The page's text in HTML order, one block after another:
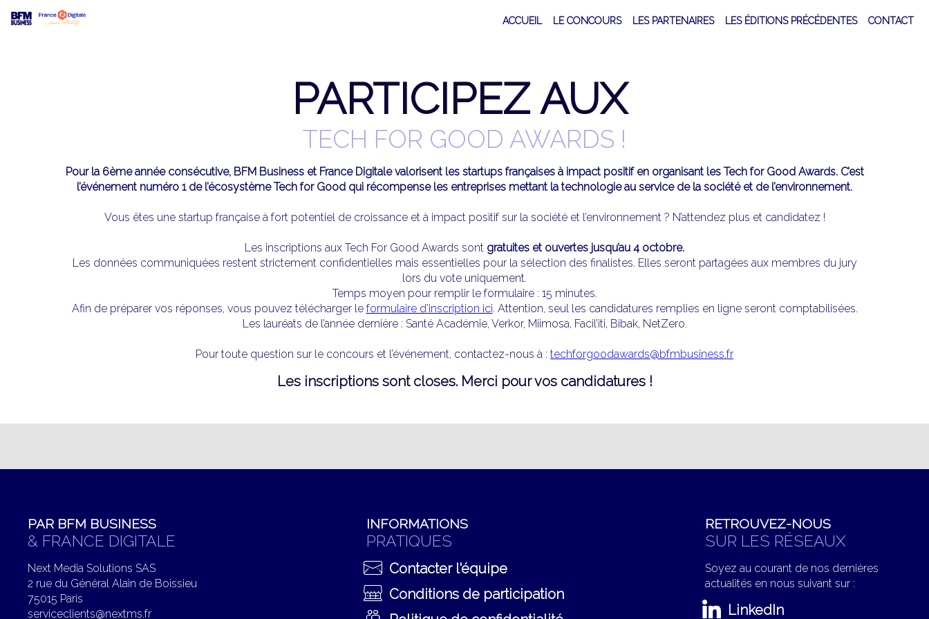
ACCUEIL LE CONCOURS LES PARTENAIRES LES ÉDITIONS PRÉCÉDENTES CONTACT
PARTICIPEZ AUX
TECH FOR GOOD AWARDS !
Pour la 6ème année consécutive, BFM Business et France Digitale valorisent les startups françaises à impact positif en organisant les Tech for Good Awards. C’est
l’événement numéro 1 de l’écosystème Tech for Good qui récompense les entreprises mettant la technologie au service de la société et de l’environnement.
Vous êtes une startup française à fort potentiel de croissance et à impact positif sur la société et l’environnement ? N’attendez plus et candidatez !
Les inscriptions aux Tech For Good Awards sont gratuites et ouvertes jusqu’au 4 octobre.
Les données communiquées restent strictement confidentielles mais essentielles pour la sélection des finalistes. Elles seront partagées aux membres du jury
lors du vote uniquement.
Temps moyen pour remplir le formulaire : 15 minutes.
Afin de préparer vos réponses, vous pouvez télécharger le formulaire d'inscription ici. Attention, seul les candidatures remplies en ligne seront comptabilisées.
Les lauréats de l’année dernière : Santé Académie, Verkor, Miimosa, Facil’iti, Bibak, NetZero.
Pour toute question sur le concours et l’événement, contactez-nous à : techforgoodawards@bfmbusiness.fr
Les inscriptions sont closes. Merci pour vos candidatures !
PAR BFM BUSINESS
& FRANCE DIGITALE
Next Media Solutions SAS
2 rue du Général Alain de Boissieu
75015 Paris
serviceclients@nextms.fr
INFORMATIONS
PRATIQUES
Contacter l'équipe
Conditions de participation
RETROUVEZ-NOUS
SUR LES RÉSEAUX
Soyez au courant de nos dernières
actualités en nous suivant sur :
LinkedIn